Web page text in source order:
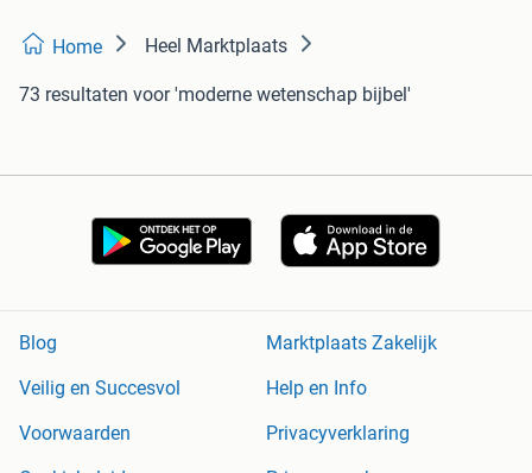
Home Heel Marktplaats
73 resultaten voor 'moderne wetenschap bijbel'
Blog
Marktplaats Zakelijk
Veilig en Succesvol
Help en Info
Voorwaarden
Privacyverklaring